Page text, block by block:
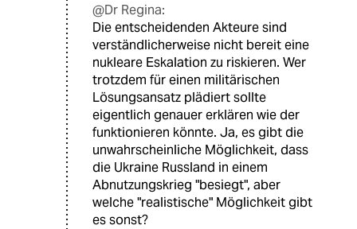
@Dr Regina:
Die entscheidenden Akteure sind
verständlicherweise nicht bereit eine
nukleare Eskalation zu riskieren. Wer
trotzdem für einen militärischen
Lösungsansatz plädiert sollte
eigentlich genauer erklären wie der
funktionieren könnte. Ja, es gibt die
unwahrscheinliche Möglichkeit, dass
die Ukraine Russland in einem
Abnutzungskrieg "besiegt", aber
welche "realistische" Möglichkeit gibt
es sonst?